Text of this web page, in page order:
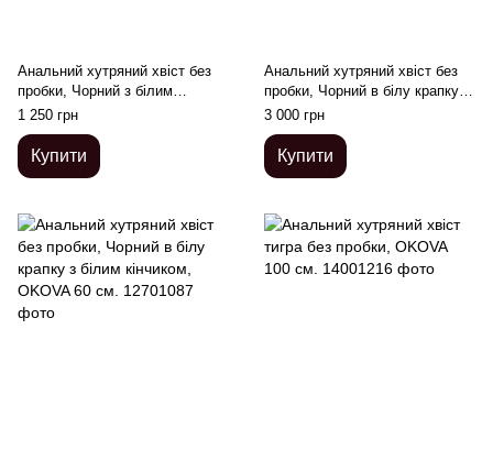
Анальний хутряний хвіст без
пробки, Чорний з білим
кінчиком, OKOVA 50 см.
1 250 грн
Купити
Анальний хутряний хвіст без
пробки, Чорний в білу крапку з
білим кінчиком, OKOVA 100 см.
3 000 грн
Купити